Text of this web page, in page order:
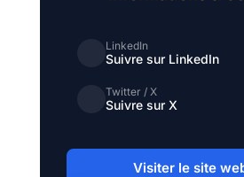
LinkedIn
Suivre sur LinkedIn
Twitter / X
Suivre sur X
Visiter le site